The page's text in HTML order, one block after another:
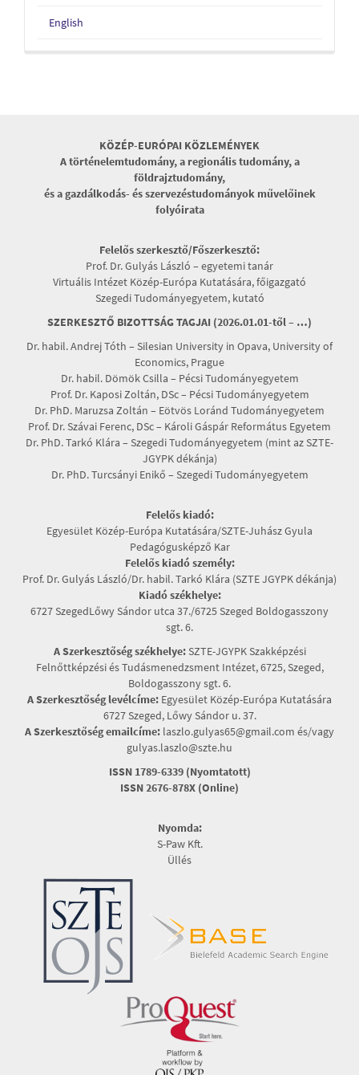
English
KÖZÉP-EURÓPAI KÖZLEMÉNYEK
A történelemtudomány, a regionális tudomány, a
földrajztudomány,
és a gazdálkodás- és szervezéstudományok művelőinek
folyóirata
Felelős szerkesztő/Főszerkesztő:
Prof. Dr. Gulyás László – egyetemi tanár
Virtuális Intézet Közép-Európa Kutatására, főigazgató
Szegedi Tudományegyetem, kutató
SZERKESZTŐ BIZOTTSÁG TAGJAI (2026.01.01-től – …)
Dr. habil. Andrej Tóth – Silesian University in Opava, University of
Economics, Prague
Dr. habil. Dömök Csilla – Pécsi Tudományegyetem
Prof. Dr. Kaposi Zoltán, DSc – Pécsi Tudományegyetem
Dr. PhD. Maruzsa Zoltán – Eötvös Loránd Tudományegyetem
Prof. Dr. Szávai Ferenc, DSc – Károli Gáspár Református Egyetem
Dr. PhD. Tarkó Klára – Szegedi Tudományegyetem (mint az SZTE-
JGYPK dékánja)
Dr. PhD. Turcsányi Enikő – Szegedi Tudományegyetem
Felelős kiadó:
Egyesület Közép-Európa Kutatására/SZTE-Juhász Gyula
Pedagógusképző Kar
Felelős kiadó személy:
Prof. Dr. Gulyás László/Dr. habil. Tarkó Klára (SZTE JGYPK dékánja)
Kiadó székhelye:
6727 SzegedLőwy Sándor utca 37./6725 Szeged Boldogasszony
sgt. 6.
A Szerkesztőség székhelye:SZTE-JGYPK Szakképzési
Felnőttképzési és Tudásmenedzsment Intézet, 6725, Szeged,
Boldogasszony sgt. 6.
A Szerkesztőség levélcíme: Egyesület Közép-Európa Kutatására
6727 Szeged, Lőwy Sándor u. 37.
A Szerkesztőség emailcíme: laszlo.gulyas65@gmail.com és/vagy
gulyas.laszlo@szte.hu
ISSN 1789-6339 (Nyomtatott)
ISSN 2676-878X (Online)
Nyomda:
S-Paw Kft.
Üllés